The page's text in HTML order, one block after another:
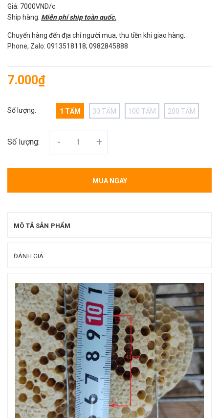
Giá: 7000VND/c
Ship hàng: Miễn phí ship toàn quốc.
Chuyển hàng đến địa chỉ người mua, thu tiền khi giao hàng.
Phone, Zalo: 0913518118; 0982845888
7.000₫
Số lượng: 1 TẤM 30 TẤM 100 TẤM 200 TẤM
Số lượng: - +
MUA NGAY
MÔ TẢ SẢN PHẨM
ĐÁNH GIÁ